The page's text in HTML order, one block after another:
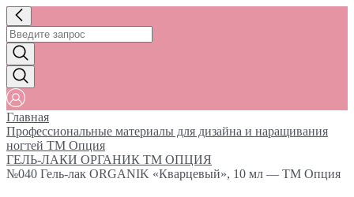
Главная
Профессиональные материалы для дизайна и наращивания
ногтей ТМ Опция
ГЕЛЬ-ЛАКИ ОРГАНИК ТМ ОПЦИЯ
№040 Гель-лак ORGANIK «Кварцевый», 10 мл — ТМ Опция